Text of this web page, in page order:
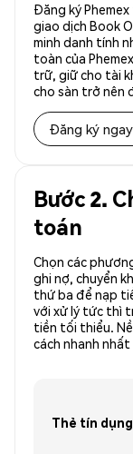
Đăng ký
giao dịch Book
minh danh tính
toàn của
trữ, giữ cho tài
cho sàn trở nên
Đăng ký ngay
Bước 2.
toán
Chọn các
ghi nợ, chuyển
thứ ba để nạp
với xử lý tức thì
tiền tối thiểu.
cách nhanh
Thẻ tín